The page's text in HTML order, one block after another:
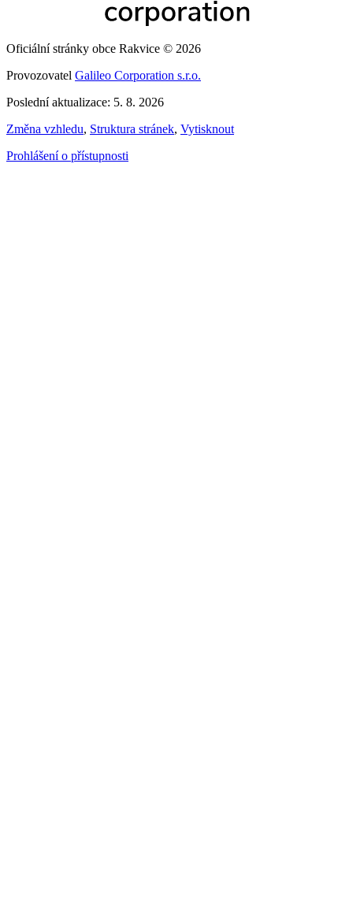
Oficiální stránky obce Rakvice © 2026
Provozovatel Galileo Corporation s.r.o.
Poslední aktualizace: 5. 8. 2026
Změna vzhledu, Struktura stránek, Vytisknout
Prohlášení o přístupnosti